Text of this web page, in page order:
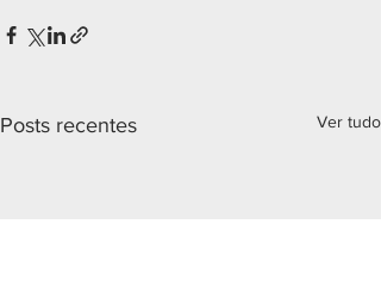
Posts recentes Ver tudo